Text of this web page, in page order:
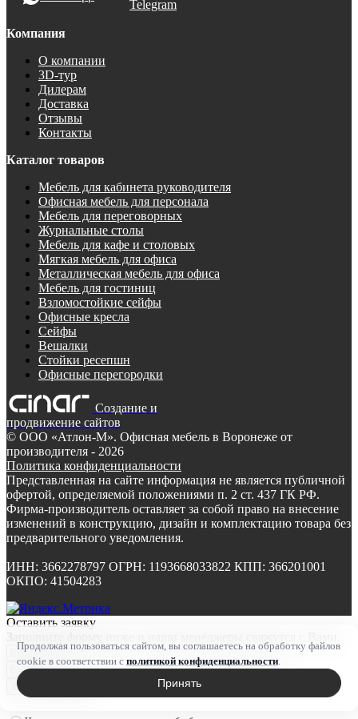
Telegram
Компания
О компании
3D-тур
Дилерам
Доставка
Отзывы
Контакты
Каталог товаров
Мебель для кабинета руководителя
Офисная мебель для персонала
Мебель для переговорных
Журнальные столы
Мебель для кафе и столовых
Мягкая мебель для офиса
Металлическая мебель для офиса
Мебель для гостиниц
Взломостойкие сейфы
Офисные кресла
Сейфы
Вешалки
Стойки ресепшн
Офисные перегородки
Создание и
продвижение сайтов
© ООО «Атлон-М». Офисная мебель в Воронеже от
производителя - 2026
Политика конфиденциальности
Представленная на сайте информация не является публичной
офертой, определяемой положениями п. 2 ст. 437 ГК РФ.
Фирма-производитель оставляет за собой право на внесение
изменений в конструкцию, дизайн и комплектацию товара без
предварительного уведомления.
ИНН: 3662278797 ОГРН: 1193668033822 КПП: 366201001
ОКПО: 41504283
Оставить заявку
Заполните форму ниже и наши менеджеры свяжутся с Вами.
Оставить заявку
Продолжая пользоваться сайтом, вы соглашаетесь на обработку файлов
cookie в соответствии с политикой конфиденциальности.
Принять